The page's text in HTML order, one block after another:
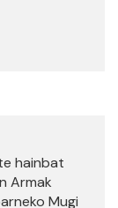
hainbat
Armak
Mugi